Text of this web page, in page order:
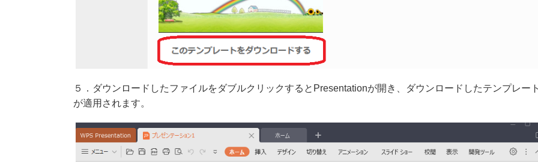
５．ダウンロードしたファイルをダブルクリックするとPresentationが開き、ダウンロードしたテンプレー
が適用されます。